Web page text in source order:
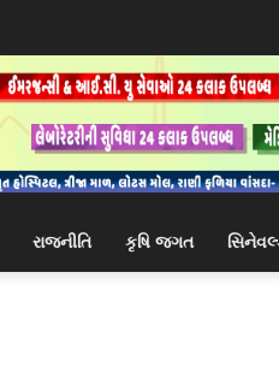
રાજનીતિ કૃષિ જગત